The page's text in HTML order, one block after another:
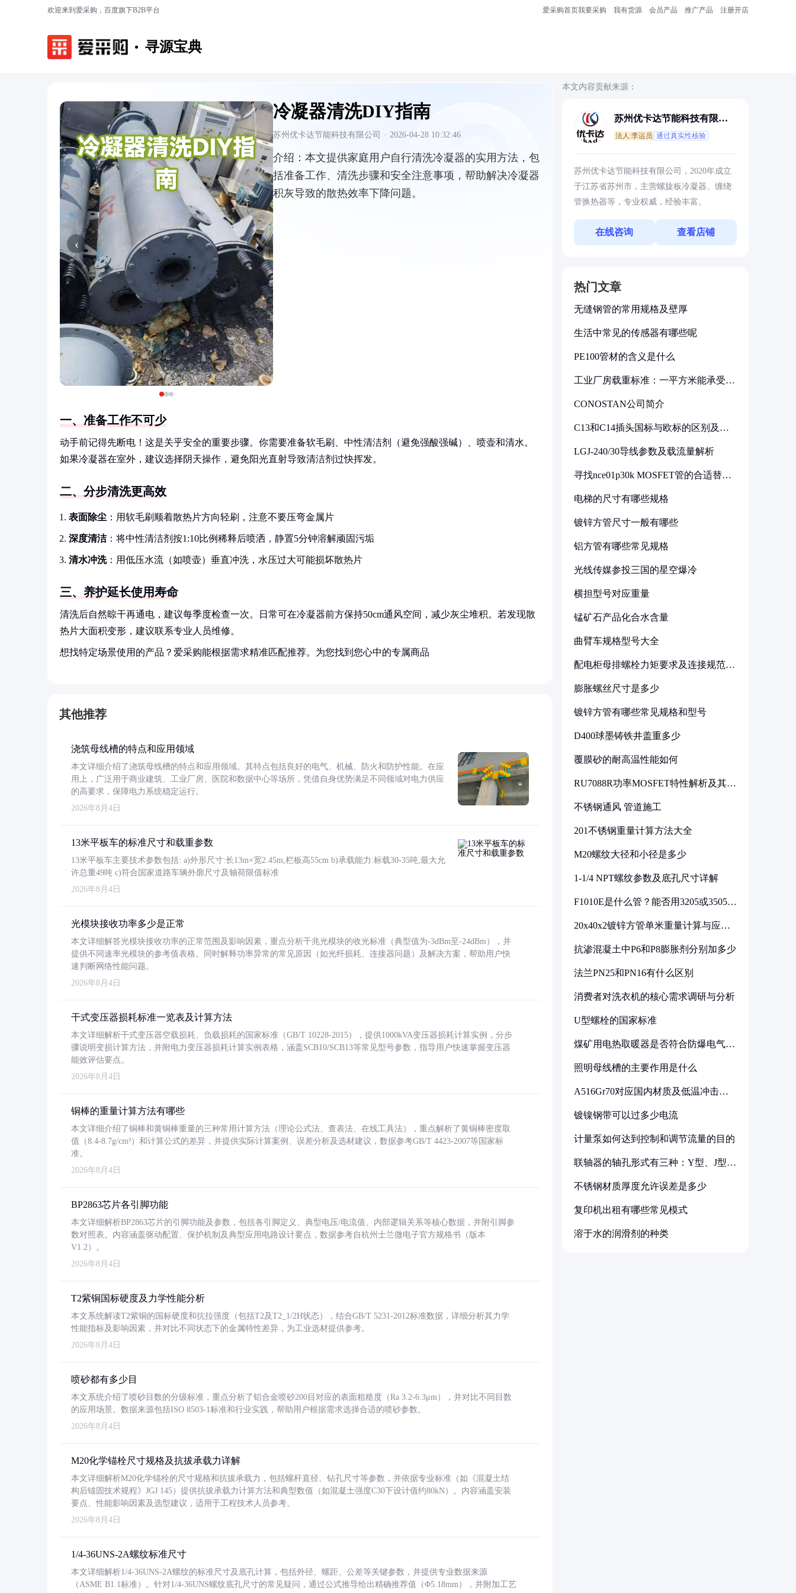
欢迎来到爱采购，百度旗下B2B平台 爱采购首页我要采购 我有货源 会员产品 推广产品 注册开店
寻源宝典
‹ ›
冷凝器清洗DIY指南
苏州优卡达节能科技有限公司 · 2026-04-28 10:32:46
介绍： 本文提供家庭用户自行清洗冷凝器的实用方法，包
括准备工作、清洗步骤和安全注意事项，帮助解决冷凝器
积灰导致的散热效率下降问题。
一、准备工作不可少
动手前记得先断电！这是关乎安全的重要步骤。你需要准备软毛刷、中性清洁剂（避免强酸强碱）、喷壶和清水。
如果冷凝器在室外，建议选择阴天操作，避免阳光直射导致清洁剂过快挥发。
二、分步清洗更高效
表面除尘 ：用软毛刷顺着散热片方向轻刷，注意不要压弯金属片
深度清洁：将中性清洁剂按1:10比例稀释后喷洒，静置5分钟溶解顽固污垢
清水冲洗：用低压水流（如喷壶）垂直冲洗，水压过大可能损坏散热片
三、养护延长使用寿命
清洗后自然晾干再通电，建议每季度检查一次。日常可在冷凝器前方保持50cm通风空间，减少灰尘堆积。若发现散
热片大面积变形，建议联系专业人员维修。
想找特定场景使用的产品？爱采购能根据需求精准匹配推荐。为您找到您心中的专属商品
其他推荐
浇筑母线槽的特点和应用领域
本文详细介绍了浇筑母线槽的特点和应用领域。其特点包括良好的电气、机械、防火和防护性能。在应
用上，广泛用于商业建筑、工业厂房、医院和数据中心等场所，凭借自身优势满足不同领域对电力供应
的高要求，保障电力系统稳定运行。
2026年8月4日
13米平板车的标准尺寸和载重参数
13米平板车主要技术参数包括: a)外形尺寸:长13m×宽2.45m,栏板高55cm b)承载能力:标载30-35吨,最大允
许总重49吨 c)符合国家道路车辆外廓尺寸及轴荷限值标准
2026年8月4日
光模块接收功率多少是正常
本文详细解答光模块接收功率的正常范围及影响因素，重点分析千兆光模块的收光标准（典型值为-3dBm至-24dBm），并
提供不同速率光模块的参考值表格。同时解释功率异常的常见原因（如光纤损耗、连接器问题）及解决方案，帮助用户快
速判断网络性能问题。
2026年8月4日
干式变压器损耗标准一览表及计算方法
本文详细解析干式变压器空载损耗、负载损耗的国家标准（GB/T 10228-2015），提供1000kVA变压器损耗计算实例，分步
骤说明变损计算方法，并附电力变压器损耗计算实例表格，涵盖SCB10/SCB13等常见型号参数，指导用户快速掌握变压器
能效评估要点。
2026年8月4日
铜棒的重量计算方法有哪些
本文详细介绍了铜棒和黄铜棒重量的三种常用计算方法（理论公式法、查表法、在线工具法），重点解析了黄铜棒密度取
值（8.4-8.7g/cm³）和计算公式的差异，并提供实际计算案例、误差分析及选材建议，数据参考GB/T 4423-2007等国家标
准。
2026年8月4日
BP2863芯片各引脚功能
本文详细解析BP2863芯片的引脚功能及参数，包括各引脚定义、典型电压/电流值、内部逻辑关系等核心数据，并附引脚参
数对照表。内容涵盖驱动配置、保护机制及典型应用电路设计要点，数据参考自杭州士兰微电子官方规格书（版本
V1.2）。
2026年8月4日
T2紫铜国标硬度及力学性能分析
本文系统解读T2紫铜的国标硬度和抗拉强度（包括T2及T2_1/2H状态），结合GB/T 5231-2012标准数据，详细分析其力学
性能指标及影响因素，并对比不同状态下的金属特性差异，为工业选材提供参考。
2026年8月4日
喷砂都有多少目
本文系统介绍了喷砂目数的分级标准，重点分析了铝合金喷砂200目对应的表面粗糙度（Ra 3.2-6.3μm），并对比不同目数
的应用场景。数据来源包括ISO 8503-1标准和行业实践，帮助用户根据需求选择合适的喷砂参数。
2026年8月4日
M20化学锚栓尺寸规格及抗拔承载力详解
本文详细解析M20化学锚栓的尺寸规格和抗拔承载力，包括螺杆直径、钻孔尺寸等参数，并依据专业标准（如《混凝土结
构后锚固技术规程》JGJ 145）提供抗拔承载力计算方法和典型数值（如混凝土强度C30下设计值约80kN）。内容涵盖安装
要点、性能影响因素及选型建议，适用于工程技术人员参考。
2026年8月4日
1/4-36UNS-2A螺纹标准尺寸
本文详细解析1/4-36UNS-2A螺纹的标准尺寸及底孔计算，包括外径、螺距、公差等关键参数，并提供专业数据来源
（ASME B1.1标准）。针对1/4-36UNS螺纹底孔尺寸的常见疑问，通过公式推导给出精确推荐值（Φ5.18mm），并附加工艺
本文内容贡献来源：
苏州优卡达节能科技有限公
法人:李运员 通过真实性核验
苏州优卡达节能科技有限公司，2020年成立
于江苏省苏州市，主营螺旋板冷凝器、缠绕
管换热器等，专业权威，经验丰富。
在线咨询 查看店铺
热门文章
无缝钢管的常用规格及壁厚
生活中常见的传感器有哪些呢
PE100管材的含义是什么
工业厂房载重标准：一平方米能承受多
CONOSTAN公司简介
C13和C14插头国标与欧标的区别及其
LGJ-240/30导线参数及载流量解析
寻找nce01p30k MOSFET管的合适替代
电梯的尺寸有哪些规格
镀锌方管尺寸一般有哪些
铝方管有哪些常见规格
光线传媒参投三国的星空爆冷
横担型号对应重量
锰矿石产品化合水含量
曲臂车规格型号大全
配电柜母排螺栓力矩要求及连接规范详
膨胀螺丝尺寸是多少
镀锌方管有哪些常见规格和型号
D400球墨铸铁井盖重多少
覆膜砂的耐高温性能如何
RU7088R功率MOSFET特性解析及其在
不锈钢通风 管道施工
201不锈钢重量计算方法大全
M20螺纹大径和小径是多少
1-1/4 NPT螺纹参数及底孔尺寸详解
F1010E是什么管？能否用3205或3505代
20x40x2镀锌方管单米重量计算与应用
抗渗混凝土中P6和P8膨胀剂分别加多少
法兰PN25和PN16有什么区别
消费者对洗衣机的核心需求调研与分析
U型螺栓的国家标准
煤矿用电热取暖器是否符合防爆电气设
照明母线槽的主要作用是什么
A516Gr70对应国内材质及低温冲击要
镀镍钢带可以过多少电流
计量泵如何达到控制和调节流量的目的
联轴器的轴孔形式有三种：Y型、J型、
不锈钢材质厚度允许误差是多少
复印机出租有哪些常见模式
溶于水的润滑剂的种类